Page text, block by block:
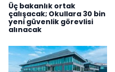
Üç bakanlık ortak
çalışacak; Okullara 30 bin
yeni güvenlik görevlisi
alınacak